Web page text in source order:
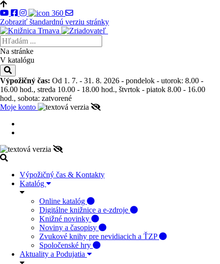
Zobraziť štandardnú verziu stránky
Na stránke
V katalógu
Výpožičný čas: Od 1. 7. - 31. 8. 2026 - pondelok - utorok: 8.00 -
16.00 hod., streda 10.00 - 18.00 hod., štvrtok - piatok 8.00 - 16.00
hod., sobota: zatvorené
Moje konto
Výpožičný čas & Kontakty
Katalóg
Online katalóg
Digitálne knižnice a e-zdroje
Knižné novinky
Noviny a časopisy
Zvukové knihy pre nevidiacich a ŤZP
Spoločenské hry
Aktuality a Podujatia